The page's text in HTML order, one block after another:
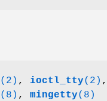
(2) , ioctl_tty(2) ,
(8) , mingetty(8)